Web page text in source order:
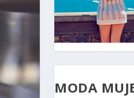
MODA